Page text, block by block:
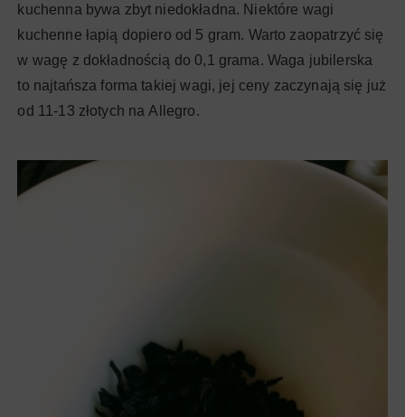
kuchenna bywa zbyt niedokładna. Niektóre wagi
kuchenne łapią dopiero od 5 gram. Warto zaopatrzyć się
w wagę z dokładnością do 0,1 grama. Waga jubilerska
to najtańsza forma takiej wagi, jej ceny zaczynają się już
od 11-13 złotych na Allegro.